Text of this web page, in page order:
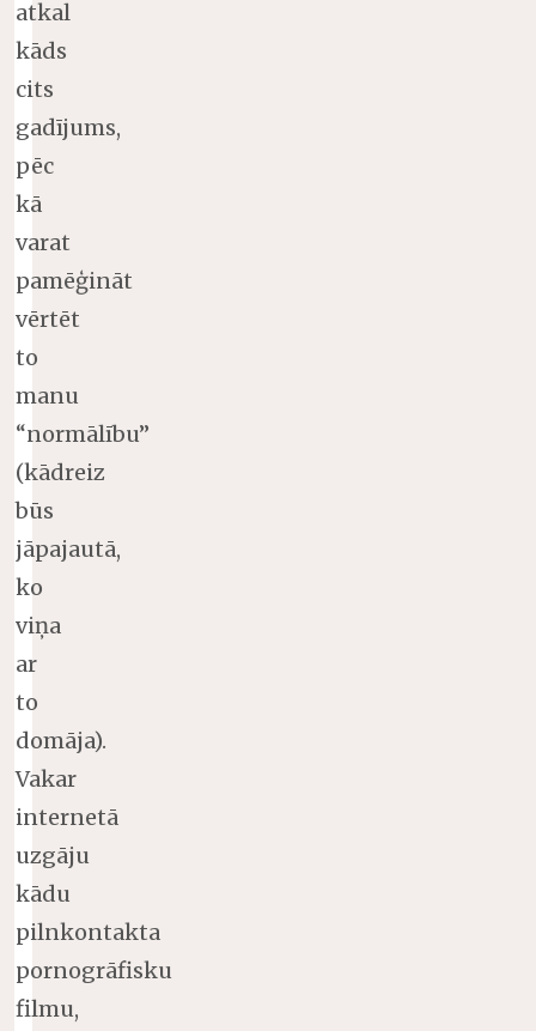
atkal
kāds
cits
gadījums,
pēc
kā
varat
pamēģināt
vērtēt
to
manu
“normālību”
(kādreiz
būs
jāpajautā,
ko
viņa
ar
to
domāja).
Vakar
internetā
uzgāju
kādu
pilnkontakta
pornogrāfisku
filmu,